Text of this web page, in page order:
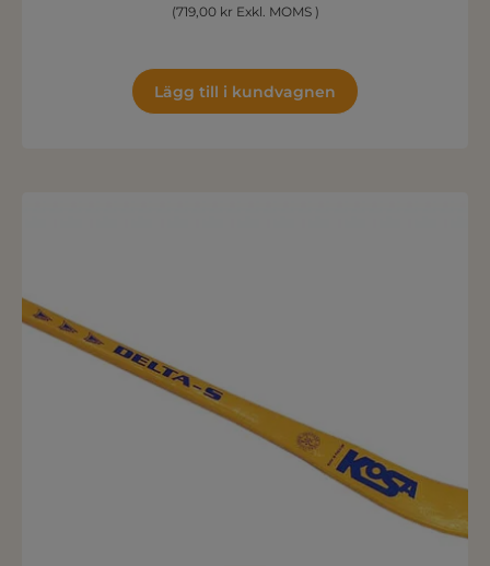
(719,00 kr Exkl. MOMS )
Lägg till i kundvagnen